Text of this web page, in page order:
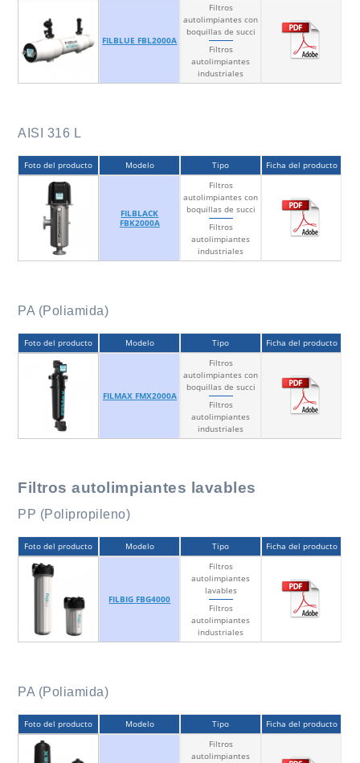
FILBLUE FBL2000A
Filtros
autolimpiantes con
boquillas de succi
Filtros
autolimpiantes
industriales
AISI 316 L
Foto del producto Modelo Tipo Ficha del producto
FILBLACK
FBK2000A
Filtros
autolimpiantes con
boquillas de succi
Filtros
autolimpiantes
industriales
PA (Poliamida)
Foto del producto Modelo Tipo Ficha del producto
FILMAX FMX2000A
Filtros
autolimpiantes con
boquillas de succi
Filtros
autolimpiantes
industriales
Filtros autolimpiantes lavables
PP (Polipropileno)
Foto del producto Modelo Tipo Ficha del producto
FILBIG FBG4000
Filtros
autolimpiantes
lavables
Filtros
autolimpiantes
industriales
PA (Poliamida)
Foto del producto Modelo Tipo Ficha del producto
Filtros
autolimpiantes